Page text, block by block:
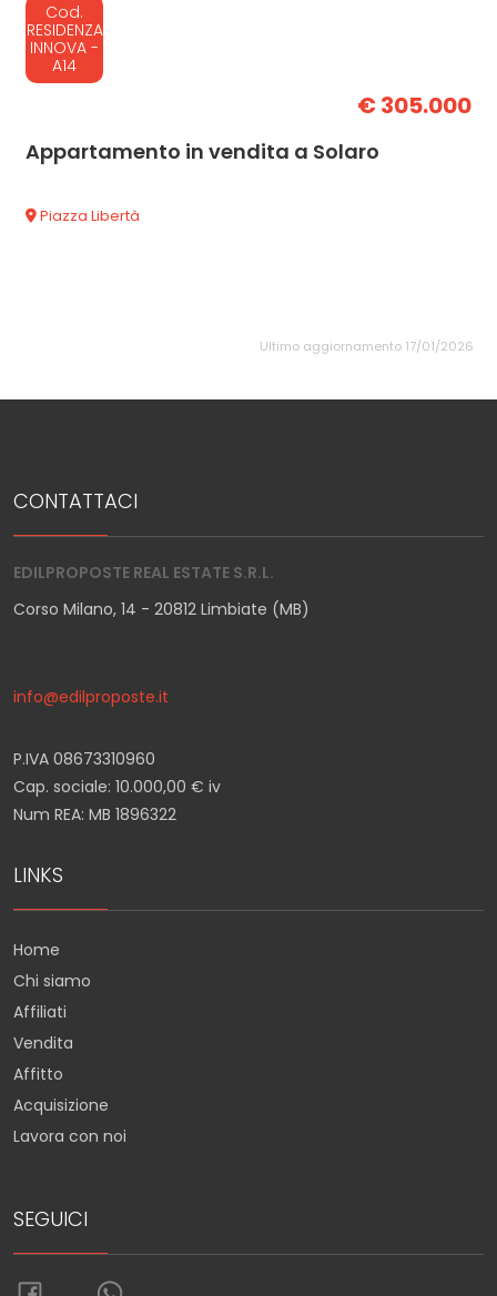
Cod.
RESIDENZA
INNOVA -
A14
€ 305.000
Appartamento in vendita a Solaro
Piazza Libertà
Ultimo aggiornamento 17/01/2026
CONTATTACI
EDILPROPOSTE REAL ESTATE S.R.L.
Corso Milano, 14 - 20812 Limbiate (MB)
info@edilproposte.it
P.IVA 08673310960
Cap. sociale: 10.000,00 € iv
Num REA: MB 1896322
LINKS
Home
Chi siamo
Affiliati
Vendita
Affitto
Acquisizione
Lavora con noi
SEGUICI